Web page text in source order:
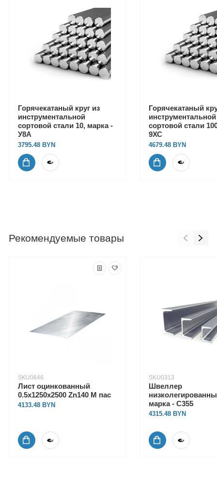
Горячекатаный круг из
инструментальной
сортовой стали 10, марка -
У8А
3795.48
Горячекатаный
инструментальной
сортовой стали
9ХС
4679.48
Рекомендуемые товары
SKU0646
Лист оцинкованный
0.5х1250х2500 Zn140 М пас
4133.48
SKU0313
Швеллер
марка - С355
4315.48